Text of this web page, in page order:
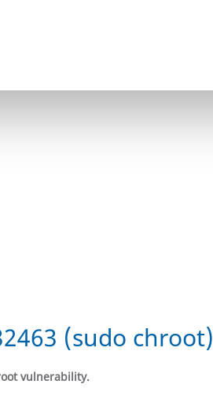
(sudo chroot)
vulnerability.